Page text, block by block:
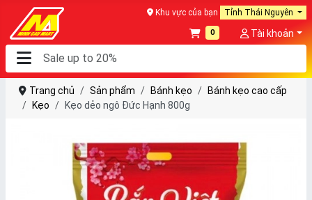
Khu vực của bạn Tỉnh Thái Nguyên
0 Tài khoản
Trang chủ Sản phẩm Bánh kẹo
Bánh kẹo cao cấp
Kẹo
Kẹo dẻo ngô Đức Hạnh 800g